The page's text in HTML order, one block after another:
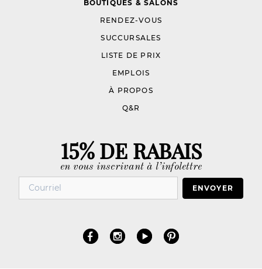
BOUTIQUES & SALONS
RENDEZ-VOUS
SUCCURSALES
LISTE DE PRIX
EMPLOIS
À PROPOS
Q&R
15% DE RABAIS
en vous inscrivant à l’infolettre
ENVOYER